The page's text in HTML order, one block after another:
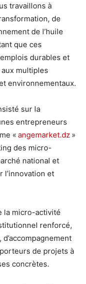
travaillons à
de
de l’huile
que ces
durables et
multiples
environnementaux.
sur la
entrepreneurs
« angemarket.dz »
des micro-
national et
l’innovation et
la micro-activité
renforcé,
de projets à
concrètes.